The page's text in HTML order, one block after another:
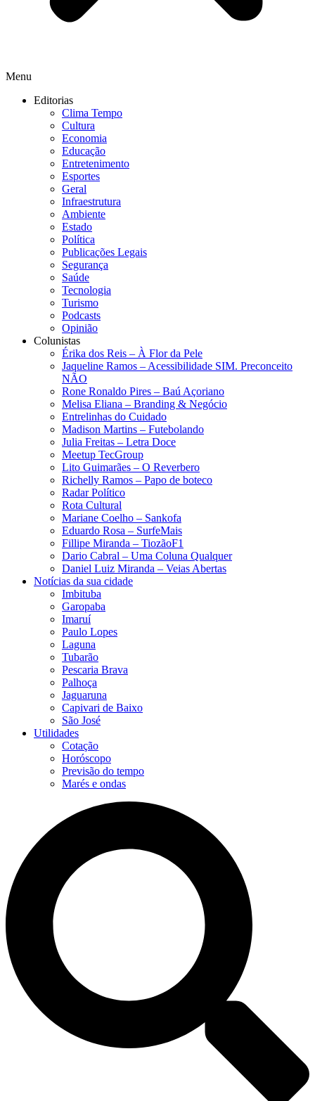
Menu
Editorias
Clima Tempo
Cultura
Economia
Educação
Entretenimento
Esportes
Geral
Infraestrutura
Ambiente
Estado
Política
Publicações Legais
Segurança
Saúde
Tecnologia
Turismo
Podcasts
Opinião
Colunistas
Érika dos Reis​ – À Flor da Pele
Jaqueline Ramos – Acessibilidade SIM. Preconceito
NÃO
Rone Ronaldo Pires – Baú Açoriano
Melisa Eliana – Branding & Negócio
Entrelinhas do Cuidado
Madison Martins – Futebolando
Julia Freitas​ – Letra Doce
Meetup TecGroup
Lito Guimarães – O Reverbero
Richelly Ramos​ – Papo de boteco
Radar Político
Rota Cultural
Mariane Coelho – Sankofa
Eduardo Rosa​ – SurfeMais
Fillipe Miranda – TiozãoF1
Dario Cabral – Uma Coluna Qualquer
Daniel Luiz Miranda – Veias Abertas
Notícias da sua cidade
Imbituba
Garopaba
Imaruí
Paulo Lopes
Laguna
Tubarão
Pescaria Brava
Palhoça
Jaguaruna
Capivari de Baixo
São José
Utilidades
Cotação
Horóscopo
Previsão do tempo
Marés e ondas